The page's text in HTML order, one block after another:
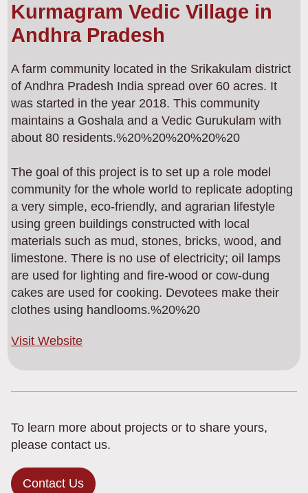
Kurmagram Vedic Village in
Andhra Pradesh
A farm community located in the Srikakulam district
of Andhra Pradesh India spread over 60 acres. It
was started in the year 2018. This community
maintains a Goshala and a Vedic Gurukulam with
about 80 residents.%20%20%20%20%20
The goal of this project is to set up a role model
community for the whole world to replicate adopting
a very simple, eco-friendly, and agrarian lifestyle
using green buildings constructed with local
materials such as mud, stones, bricks, wood, and
limestone. There is no use of electricity; oil lamps
are used for lighting and fire-wood or cow-dung
cakes are used for cooking. Devotees make their
clothes using handlooms.%20%20
Visit Website
To learn more about projects or to share yours,
please contact us.
Contact Us